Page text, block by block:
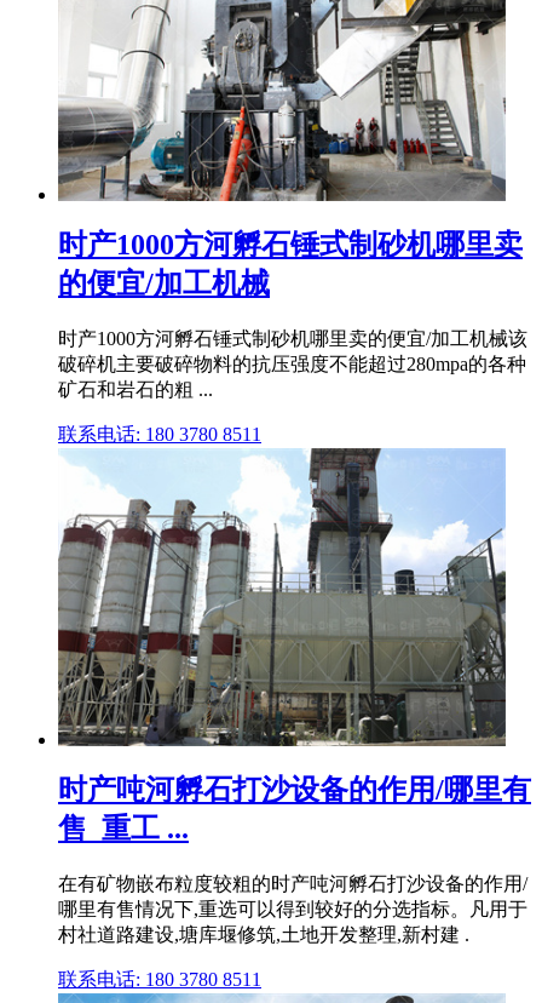
时产1000方河孵石锤式制砂机哪里卖
的便宜/加工机械
时产1000方河孵石锤式制砂机哪里卖的便宜/加工机械该
破碎机主要破碎物料的抗压强度不能超过280mpa的各种
矿石和岩石的粗 ...
联系电话: 180 3780 8511
时产吨河孵石打沙设备的作用/哪里有
售_重工 ...
在有矿物嵌布粒度较粗的时产吨河孵石打沙设备的作用/
哪里有售情况下,重选可以得到较好的分选指标。凡用于
村社道路建设,塘库堰修筑,土地开发整理,新村建 .
联系电话: 180 3780 8511